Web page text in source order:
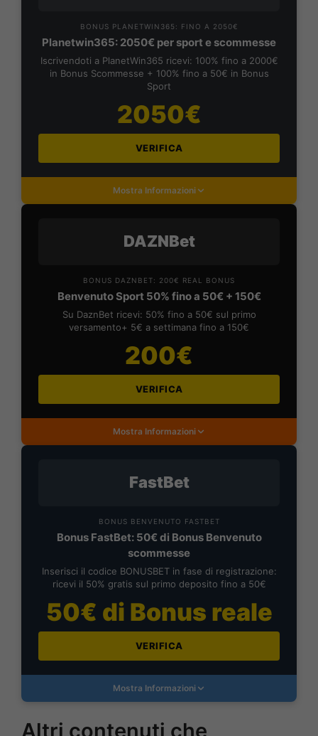
BONUS PLANETWIN365: FINO A 2050€
Planetwin365: 2050€ per sport e scommesse
Iscrivendoti a PlanetWin365 ricevi: 100% fino a 2000€
in Bonus Scommesse + 100% fino a 50€ in Bonus
Sport
2050€
VERIFICA
Mostra Informazioni
DAZNBet
BONUS DAZNBET: 200€ REAL BONUS
Benvenuto Sport 50% fino a 50€ + 150€
Su DaznBet ricevi: 50% fino a 50€ sul primo
versamento+ 5€ a settimana fino a 150€
200€
VERIFICA
Mostra Informazioni
FastBet
BONUS BENVENUTO FASTBET
Bonus FastBet: 50€ di Bonus Benvenuto
scommesse
Inserisci il codice BONUSBET in fase di registrazione:
ricevi il 50% gratis sul primo deposito fino a 50€
50€ di Bonus reale
VERIFICA
Mostra Informazioni
Altri contenuti che